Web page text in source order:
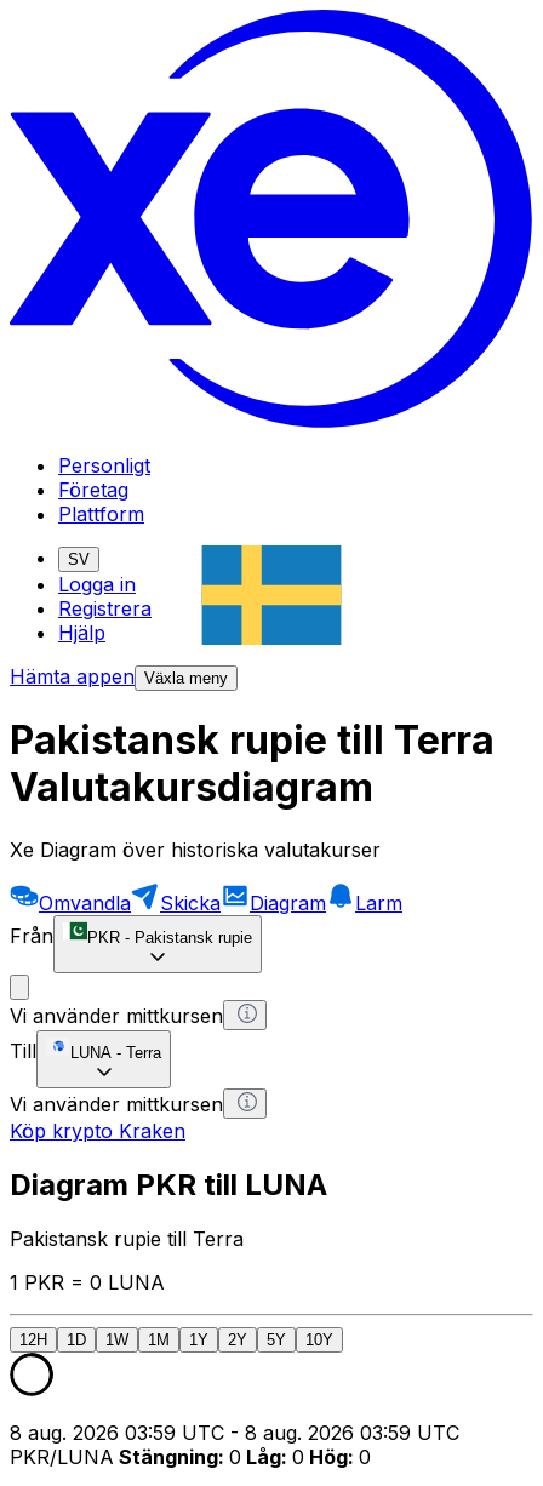
Personligt
Företag
Plattform
SV
Logga in
Registrera
Hjälp
Hämta appen Växla meny
Pakistansk rupie till Terra
Valutakursdiagram
Xe Diagram över historiska valutakurser
Omvandla Skicka Diagram
Larm
Från
PKR - Pakistansk rupie
Vi använder mittkursen
Till
LUNA - Terra
Vi använder mittkursen
Köp krypto Kraken
Diagram PKR till LUNA
Pakistansk rupie till Terra
1 PKR = 0 LUNA
12H 1D 1W 1M 1Y 2Y 5Y 10Y
8 aug. 2026 03:59 UTC - 8 aug. 2026 03:59 UTC
PKR/LUNA Stängning: 0 Låg: 0 Hög: 0